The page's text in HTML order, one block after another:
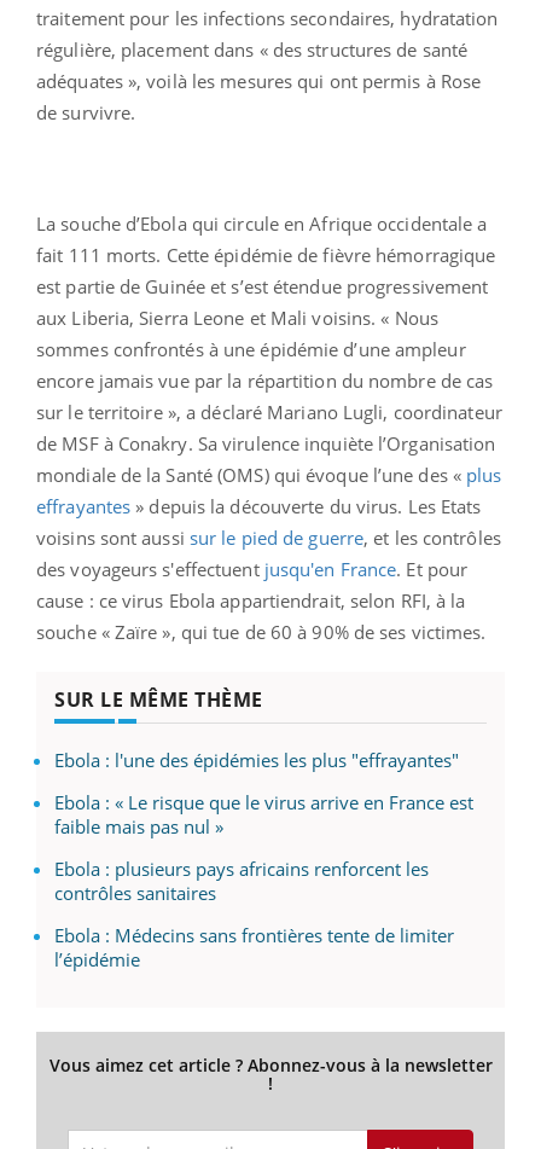
traitement pour les infections secondaires, hydratation
régulière, placement dans « des structures de santé
adéquates », voilà les mesures qui ont permis à Rose
de survivre.
La souche d’Ebola qui circule en Afrique occidentale a
fait 111 morts. Cette épidémie de fièvre hémorragique
est partie de Guinée et s’est étendue progressivement
aux Liberia, Sierra Leone et Mali voisins. « Nous
sommes confrontés à une épidémie d’une ampleur
encore jamais vue par la répartition du nombre de cas
sur le territoire », a déclaré Mariano Lugli, coordinateur
de MSF à Conakry. Sa virulence inquiète l’Organisation
mondiale de la Santé (OMS) qui évoque l’une des « plus
effrayantes » depuis la découverte du virus. Les Etats
voisins sont aussi sur le pied de guerre, et les contrôles
des voyageurs s'effectuent jusqu'en France. Et pour
cause : ce virus Ebola appartiendrait, selon RFI, à la
souche « Zaïre », qui tue de 60 à 90% de ses victimes.
SUR LE MÊME THÈME
Ebola : l'une des épidémies les plus "effrayantes"
Ebola : « Le risque que le virus arrive en France est
faible mais pas nul »
Ebola : plusieurs pays africains renforcent les
contrôles sanitaires
Ebola : Médecins sans frontières tente de limiter
l’épidémie
Vous aimez cet article ? Abonnez-vous à la newsletter
!